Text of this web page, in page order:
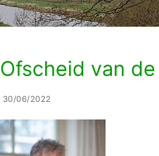
Ofscheid van
30/06/2022